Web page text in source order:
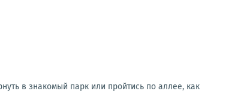
в знакомый парк или пройтись по аллее, как